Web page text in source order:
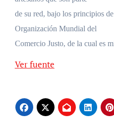
de su red, bajo los principios
Organización Mundial del
Comercio Justo, de la cual es
Ver fuente